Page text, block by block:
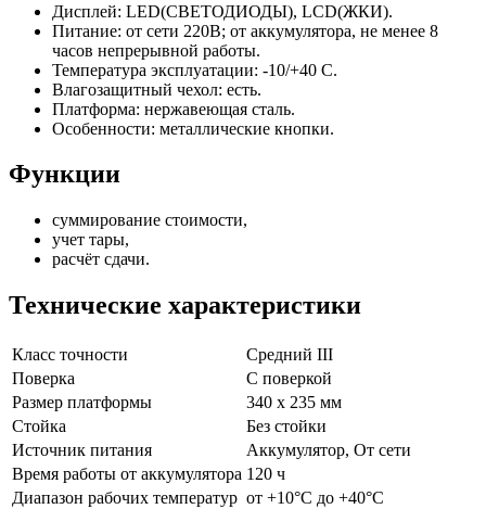
Дисплей: LЕD(СВЕТОДИОДЫ), LСD(ЖКИ).
Питание: от сети 220В; от аккумулятора, не менее 8
часов непрерывной работы.
Температура эксплуатации: -10/+40 С.
Влагозащитный чехол: есть.
Платформа: нержавеющая сталь.
Особенности: металлические кнопки.
Функции
суммирование стоимости,
учет тары,
расчёт сдачи.
Технические характеристики
Класс точности
Средний III
Поверка
С поверкой
Размер платформы
340 х 235 мм
Стойка
Без стойки
Источник питания
Аккумулятор, От сети
Время работы от аккумулятора 120 ч
Диапазон рабочих температур от +10°С до +40°C